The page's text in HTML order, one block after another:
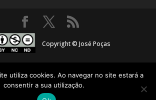
Copyright © José Poças
utiliza cookies. Ao navegar no site estará a
consentir a sua utilização.